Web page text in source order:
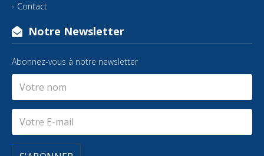
Contact
Notre Newsletter
Abonnez-vous à notre newsletter